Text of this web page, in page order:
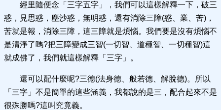
經里隨便念「三字五字」，我們可以這樣解釋一下，破三
惑，見思惑，塵沙惑，無明惑，還有消除三障(惑、業、苦)，
苦就是報，消除三障，這三障就是煩惱。我們要是沒有煩惱不
是清淨了嗎?把三障變成三智(一切智、道種智、一切種智)這
就成佛了，我們就這樣解釋「三字」。
還可以配什麼呢?三德(法身德、般若德、解脫德)。所以
「三字」不是簡單的這些涵義，我都說的是三，配合起來不是
很殊勝嗎?這叫究竟義。